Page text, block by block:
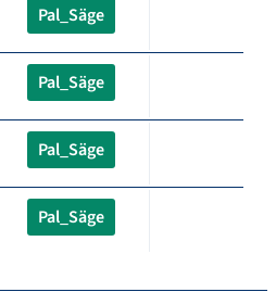
Pal_Säge
Pal_Säge
Pal_Säge
Pal_Säge